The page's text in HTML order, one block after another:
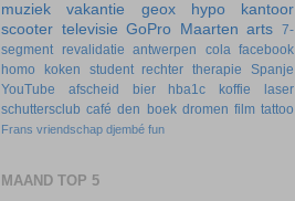
muziek
vakantie geox hypo
kantoor
scooter televisie GoPro Maarten arts 7-
segment revalidatie antwerpen cola facebook
homo
koken student rechter therapie
Spanje
YouTube
afscheid bier hba1c koffie
laser
schuttersclub café den boek dromen film tattoo
Frans vriendschap djembé fun
MAAND TOP 5